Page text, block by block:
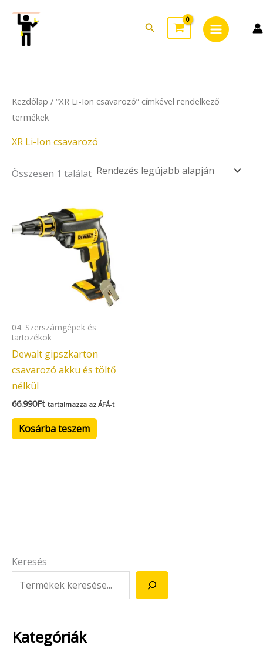
content
Search
Menu
Keresés
Kategóriák
Kezdőlap / “XR Li-Ion csavarozó” címkével rendelkező
termékek
XR Li-Ion csavarozó
Összesen 1 találat
04. Szerszámgépek és
tartozékok
Dewalt gipszkarton
csavarozó akku és töltő
nélkül
66.990Ft tartalmazza az ÁFÁ-t
Kosárba teszem